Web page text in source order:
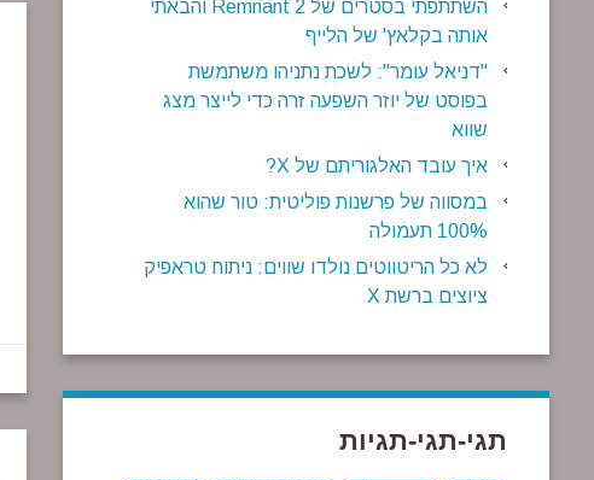
השתתפתי בסטרים של Remnant 2 והבאתי
אותה בקלאץ' של הלייף
"דניאל עומר": לשכת נתניהו משתמשת
בפוסט של יוזר השפעה זרה כדי לייצר מצג
שווא
איך עובד האלגוריתם של X?
במסווה של פרשנות פוליטית: טור שהוא
100% תעמולה
לא כל הריטווטים נולדו שווים: ניתוח טראפיק
ציוצים ברשת X
תגי-תגי-תגיות